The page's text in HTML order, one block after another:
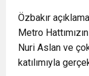
Özbakır
Metro
Nuri Aslan ve
katılımıyla